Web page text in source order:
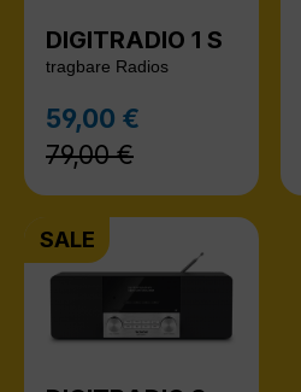
DIGITRADIO 1 S
tragbare Radios
Verkaufspreis:
59,00 €
79,00 €
SALE